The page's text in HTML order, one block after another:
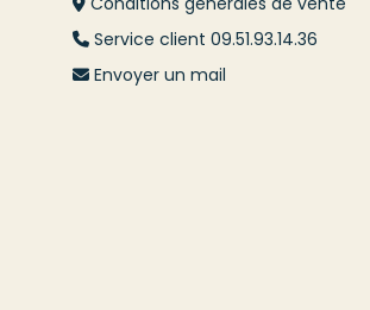
Service client 09.51.93.14.36
Envoyer un mail